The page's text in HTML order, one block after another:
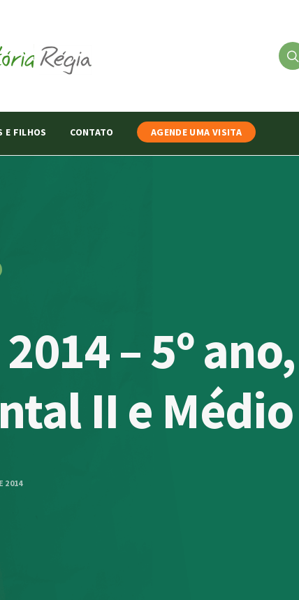
E FILHOS CONTATO AGENDE UMA VISITA
– 5º ano,
II e Médio
2014